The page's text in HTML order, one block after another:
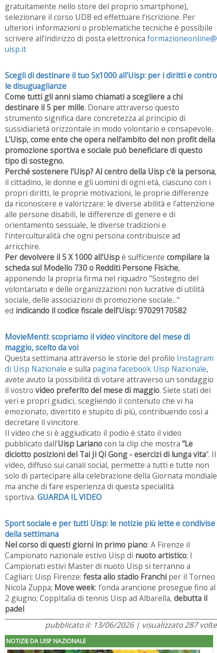
gratuitamente nello store del proprio smartphone),
selezionare il corso UDB ed effettuare l’iscrizione. Per
ulteriori informazioni o problematiche tecniche è possibile
scrivere all’indirizzo di posta elettronica formazioneonline@
uisp.it
Scegli di destinare il tuo 5x1000 all'Uisp: per i diritti e contro
le disuguaglianze
Come tutti gli anni siamo chiamati a scegliere a chi
destinare il 5 per mille. Donare attraverso questo
strumento significa dare concretezza al principio di
sussidiarietà orizzontale in modo volontario e consapevole.
L'Uisp, come ente che opera nell'ambito del non profit della
promozione sportiva e sociale può beneficiare di questo
tipo di sostegno.
Perché sostenere l'Uisp? Al centro della Uisp c'è la persona,
il cittadino, le donne e gli uomini di ogni età, ciascuno con i
propri diritti, le proprie motivazioni, le proprie differenze
da riconoscere e valorizzare: le diverse abilità e l'attenzione
alle persone disabili, le differenze di genere e di
orientamento sessuale, le diverse tradizioni e
l'interculturalità che ogni persona contribuisce ad
arricchire.
Per devolvere il 5 X 1000 all'Uispè sufficiente compilare la
scheda sul Modello 730 o Redditi Persone Fisiche,
apponendo la propria firma nel riquadro "Sostegno del
volontariato e delle organizzazioni non lucrative di utilità
sociale, delle associazioni di promozione sociale..."
ed indicando il codice fiscale dell’Uisp: 97029170582
MovieMenti: scopriamo il video vincitore del mese di
maggio, scelto da voi
Questa settimana attraverso le storie del profilo Instagram
di Uisp Nazionale e sulla pagina facebook Uisp Nazionale,
avete avuto la possibilità di votare attraverso un sondaggio
il vostro video preferito del mese di maggio. Siete stati dei
veri e propri giudici, scegliendo il contenuto che vi ha
emozionato, divertito e stupito di più, contribuendo così a
decretare il vincitore.
Il video che si è aggiudicato il podio è stato il video
pubblicato dall’Uisp Larianocon la clip che mostra “Le
diciotto posizioni del Tai Ji Qi Gong - esercizi di lunga vita”. Il
video, diffuso sui canali social, permette a tutti e tutte non
solo di partecipare alla celebrazione della Giornata mondiale
ma anche di fare esperienza di questa specialità
sportiva. GUARDA IL VIDEO
Sport sociale e per tutti Uisp: le notizie più lette e condivise
della settimana
Nel corso di questi giorni in primo piano: A Firenze il
Campionato nazionale estivo Uisp di nuoto artistico; I
Campionati estivi Master di nuoto Uisp si terranno a
Cagliari; Uisp Firenze: festa allo stadio Franchi per il Torneo
Nicola Zuppa; Move week: l’onda arancione prosegue fino al
2 giugno; CoppItalia di tennis Uisp ad Albarella, debutta il
padel
pubblicato il: 13/06/2026 | visualizzato 287 volte
NOTIZIE DA UISP NAZIONALE